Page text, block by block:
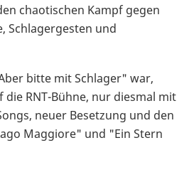
chaotischen Kampf gegen
Schlagergesten und
bitte mit Schlager" war,
RNT-Bühne, nur diesmal mit
neuer Besetzung und den
Maggiore" und "Ein Stern